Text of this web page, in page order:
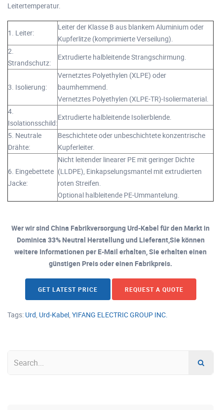
Leitertemperatur.
1. Leiter:
Leiter der Klasse B aus blankem Aluminium oder
Kupferlitze (komprimierte Verseilung).
2.
Strandschutz:
Extrudierte halbleitende Strangschirmung.
3. Isolierung:
Vernetztes Polyethylen (XLPE) oder
baumhemmend.
Vernetztes Polyethylen (XLPE-TR)-Isoliermaterial.
4.
Isolationsschild:
Extrudierte halbleitende Isolierblende.
5. Neutrale
Drähte:
Beschichtete oder unbeschichtete konzentrische
Kupferleiter.
6. Eingebettete
Jacke:
Nicht leitender linearer PE mit geringer Dichte
(LLDPE), Einkapselungsmantel mit extrudierten
roten Streifen.
Optional halbleitende PE-Ummantelung.
Wer wir sind China Fabrikversorgung Urd-Kabel für den Markt in
Dominica 33% Neutral Herstellung und Lieferant,Sie können
weitere Informationen per E-Mail erhalten, Sie erhalten einen
günstigen Preis oder einen Fabrikpreis.
GET LATEST PRICE REQUEST A QUOTE
Tags: Urd, Urd-Kabel, YIFANG ELECTRIC GROUP INC.